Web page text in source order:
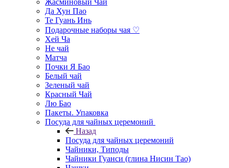
Жасминовый Чай
Да Хун Пао
Те Гуань Инь
Подарочные наборы чая ♡
Хей Ча
Не чай
Матча
Почки Я Бао
Белый чай
Зеленый чай
Красный Чай
Лю Бао
Пакеты. Упаковка
Посуда для чайных церемоний
Назад
Посуда для чайных церемоний
Чайники, Типоды
Чайники Гуанси (глина Нисин Тао)